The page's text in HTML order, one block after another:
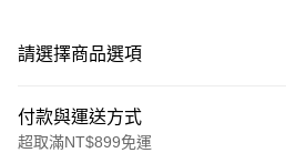
請選擇商品選項
付款與運送方式
超取滿NT$899免運